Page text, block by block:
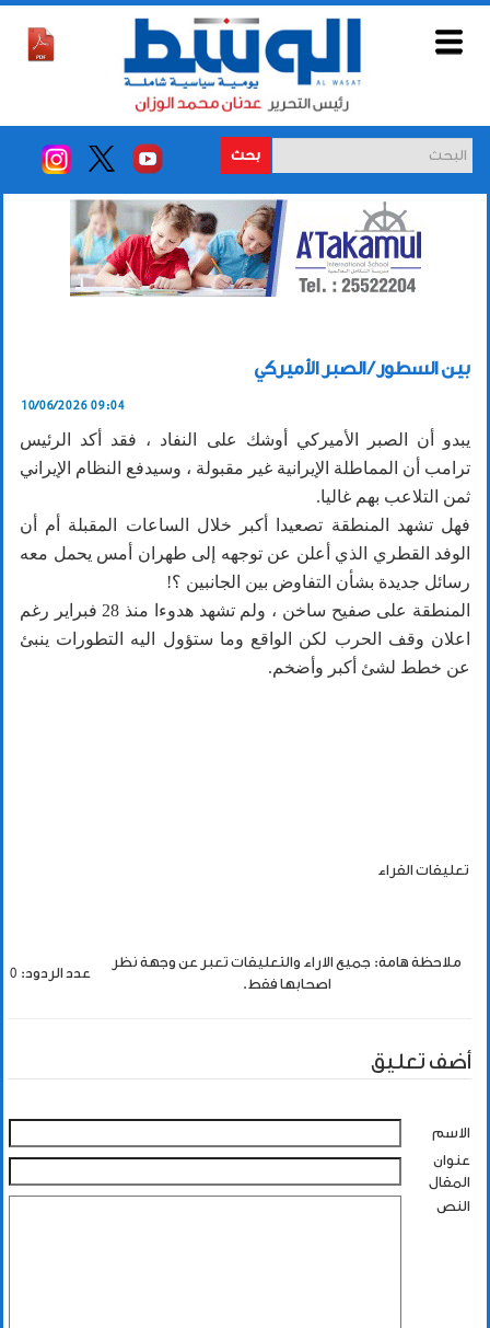
بحث
بين السطور / الصبر الأميركي
10/06/2026 09:04
يبدو أن الصبر الأميركي أوشك على النفاد ، فقد أكد الرئيس
ترامب أن المماطلة الإيرانية غير مقبولة ، وسيدفع النظام الإيراني
ثمن التلاعب بهم غاليا.
فهل تشهد المنطقة تصعيدا أكبر خلال الساعات المقبلة أم أن
الوفد القطري الذي أعلن عن توجهه إلى طهران أمس يحمل معه
رسائل جديدة بشأن التفاوض بين الجانبين ؟!
المنطقة على صفيح ساخن ، ولم تشهد هدوءا منذ 28 فبراير رغم
اعلان وقف الحرب لكن الواقع وما ستؤول اليه التطورات ينبئ
عن خطط لشئ أكبر وأضخم.
تعليقات القراء
ملاحظة هامة: جميع الاراء والتعليقات تعبر عن وجهة نظر
اصحابها فقط.
عدد الردود: 0
أضف تعليق
الاسم
عنوان
المقال
النص